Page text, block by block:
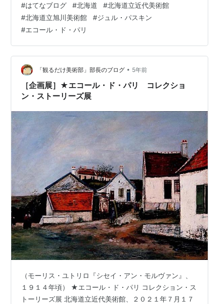
この時代、芸術の都として人々を惹きつけていたパリで
は、美術のみならず、音楽、文学、映画、工芸など、様
ざまな芸術が花開きました。このときに活躍した「エコ
ール・ド・パリ（パリ派）」と呼ばれた画家たちの多く
は、新たな表現を求めパリに集ったフランス国外からの
異邦人たち…
#はてなブログ #北海道 #北海道立近代美術館
#北海道立旭川美術館 #ジュル・パスキン
#エコール・ド・パリ
「観るだけ美術部」部長のブログ • 5年前
［企画展］★エコール・ド・パリ コレクショ
ン・ストーリーズ展
（モーリス・ユトリロ『シセイ・アン・モルヴァン』、
１９１４年頃） ★エコール・ド・パリ コレクション・ス
トーリーズ展 北海道立近代美術館、２０２１年７月１７